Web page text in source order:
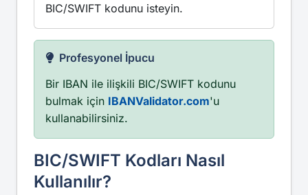
BIC/SWIFT kodunu isteyin.
Profesyonel İpucu
Bir IBAN ile ilişkili BIC/SWIFT kodunu
bulmak için IBANValidator.com'u
kullanabilirsiniz.
BIC/SWIFT Kodları Nasıl
Kullanılır?